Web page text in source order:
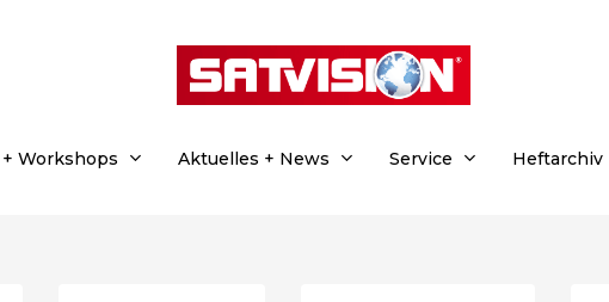
Workshops Aktuelles + News Service Heftarchiv